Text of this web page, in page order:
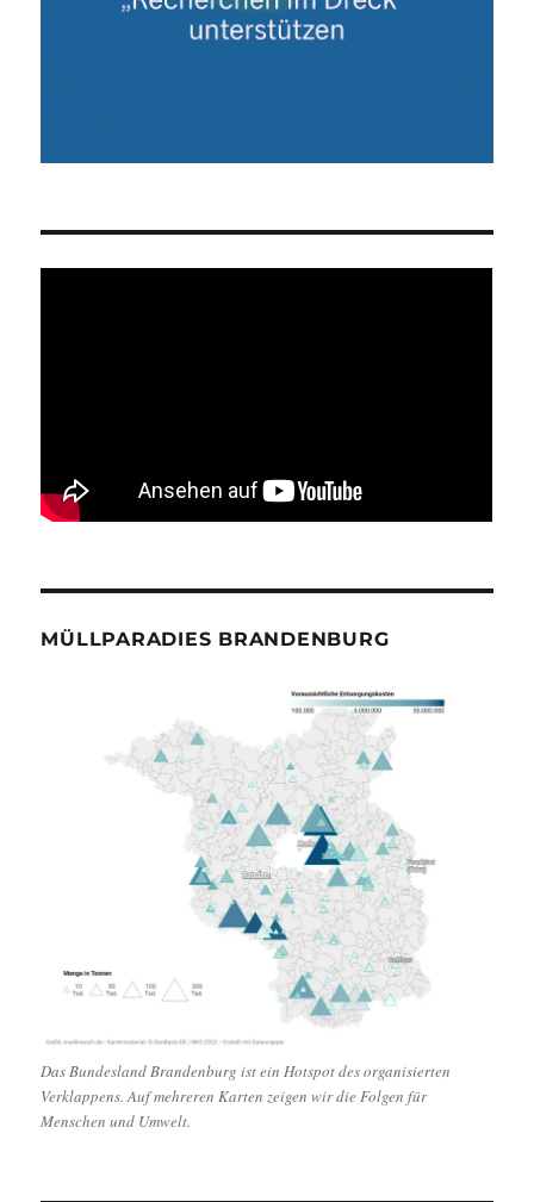
MÜLLPARADIES BRANDENBURG
Das Bundesland Brandenburg ist ein Hotspot des organisierten
Verklappens. Auf mehreren Karten zeigen wir die Folgen für
Menschen und Umwelt.